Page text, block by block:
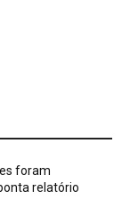
foram
relatório